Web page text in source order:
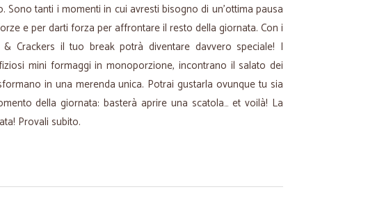
Sono tanti i momenti in cui avresti bisogno di un’ottima pausa
e per darti forza per affrontare il resto della giornata. Con i
& Crackers il tuo break potrà diventare davvero speciale! I
mini formaggi in monoporzione, incontrano il salato dei
in una merenda unica. Potrai gustarla ovunque tu sia
della giornata: basterà aprire una scatola… et voilà! La
Provali subito.